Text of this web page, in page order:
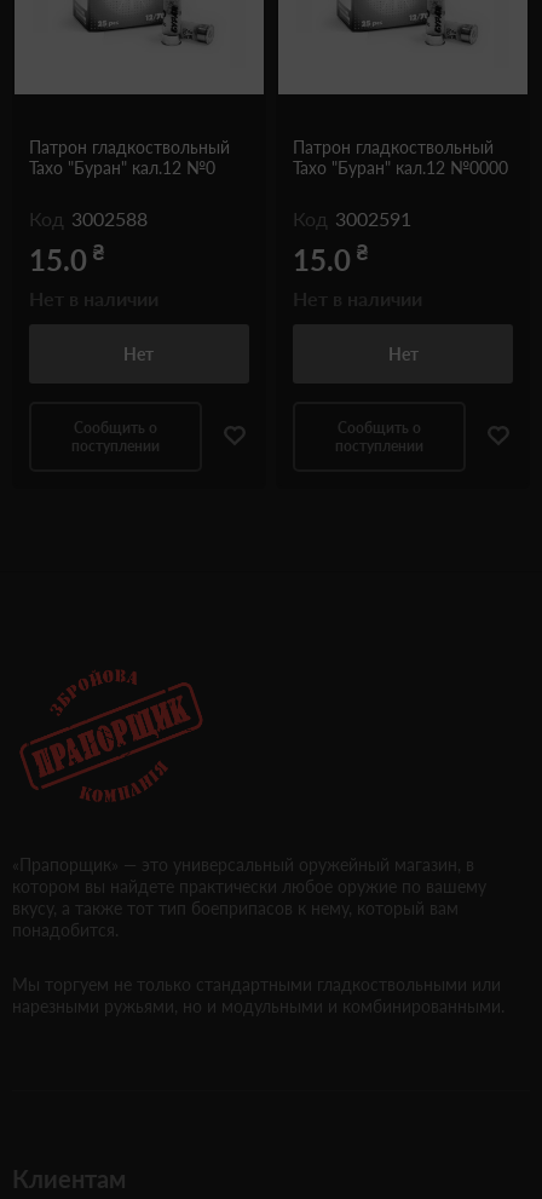
Патрон гладкоствольный
Тахо "Буран" кал.12 №0
Код 3002588
15.0 ₴
Нет
Сообщить о
поступлении
Патрон гладкоствольный
Тахо "Буран" кал.12 №0000
Код 3002591
15.0 ₴
Нет
Сообщить о
поступлении
«Прапорщик» — это универсальный оружейный магазин, в
котором вы найдете практически любое оружие по вашему
вкусу, а также тот тип боеприпасов к нему, который вам
понадобится.
Мы торгуем не только стандартными гладкоствольными или
нарезными ружьями, но и модульными и комбинированными.
Клиентам